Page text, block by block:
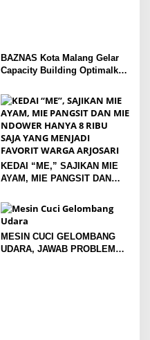
BAZNAS Kota Malang Gelar
Capacity Building Optimalkan
KEDAI “ME,” SAJIKAN MIE
AYAM, MIE PANGSIT DAN
SAJA
MESIN CUCI GELOMBANG
UDARA, JAWAB PROBLEM